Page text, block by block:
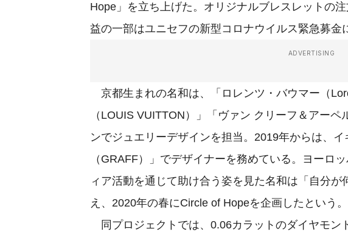
Hope」を立ち上げた。オリジナルブレスレットの
益の一部はユニセフの新型コロナウイルス緊急募金
ADVERTISING
京都生まれの名和は、「ロレンツ・バウマー（
（LOUIS VUITTON）」「ヴァン クリーフ＆アー
ンでジュエリーデザインを担当。2019年からは、
（GRAFF）」でデザイナーを務めている。ヨーロ
ィア活動を通じて助け合う姿を見た名和は「自分
え、2020年の春にCircle of Hopeを企画したという。
同プロジェクトでは、0.06カラットのダイヤモン